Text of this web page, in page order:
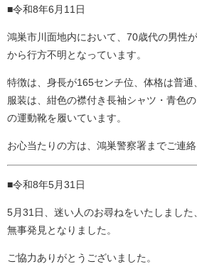
■令和8年6月11日
鴻巣市川面地内において、70歳代の男性
から行方不明となっています。
特徴は、身長が165センチ位、体格は普通
服装は、紺色の襟付き長袖シャツ・青色
の運動靴を履いています。
お心当たりの方は、鴻巣警察署までご連絡
■令和8年5月31日
5月31日、迷い人のお尋ねをいたしまし
無事発見となりました。
ご協力ありがとうございました。